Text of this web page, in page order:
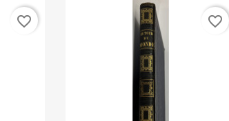
favorite_border favorite_border